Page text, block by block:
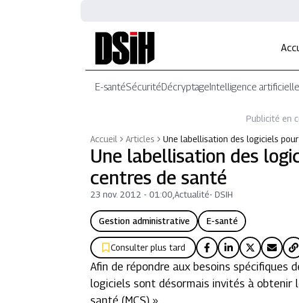
E-santéSécuritéDécryptageIntelligence artificielle
Publicité en
Accueil
Articles Une labellisation des logiciels
Une labellisation des
centres de santé
23 nov. 2012 - 01:00 ,Actualité-DSIH
Gestion administrative E-santé
Consulter plus tard
Afin de répondre aux besoins spécifiques
logiciels sont désormais invités à obtenir
santé (MCS) ».